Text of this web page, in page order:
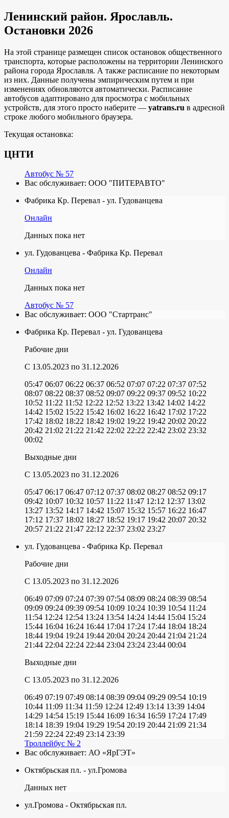
Ленинский район. Ярославль.
Остановки 2026
На этой странице размещен список остановок общественного
транспорта, которые расположены на территории Ленинского
района города Ярославля. А также расписание по некоторым
из них. Данные получены эмпирическим путем и при
изменениях обновляются автоматически. Расписание
автобусов адаптировано для просмотра с мобильных
устройств, для этого просто наберите — yatrans.ru в адресной
строке любого мобильного браузера.
Текущая остановка:
ЦНТИ
Автобус № 57
Вас обслуживает: ООО "ПИТЕРАВТО"
Фабрика Кр. Перевал - ул. Гудованцева
Онлайн
Данных пока нет
ул. Гудованцева - Фабрика Кр. Перевал
Онлайн
Данных пока нет
Автобус № 57
Вас обслуживает: ООО "Стартранс"
Фабрика Кр. Перевал - ул. Гудованцева
Рабочие дни
C 13.05.2023 по 31.12.2026
05:47 06:07 06:22 06:37 06:52 07:07 07:22 07:37 07:52
08:07 08:22 08:37 08:52 09:07 09:22 09:37 09:52 10:22
10:52 11:22 11:52 12:22 12:52 13:22 13:42 14:02 14:22
14:42 15:02 15:22 15:42 16:02 16:22 16:42 17:02 17:22
17:42 18:02 18:22 18:42 19:02 19:22 19:42 20:02 20:22
20:42 21:02 21:22 21:42 22:02 22:22 22:42 23:02 23:32
00:02
Выходные дни
C 13.05.2023 по 31.12.2026
05:47 06:17 06:47 07:12 07:37 08:02 08:27 08:52 09:17
09:42 10:07 10:32 10:57 11:22 11:47 12:12 12:37 13:02
13:27 13:52 14:17 14:42 15:07 15:32 15:57 16:22 16:47
17:12 17:37 18:02 18:27 18:52 19:17 19:42 20:07 20:32
20:57 21:22 21:47 22:12 22:37 23:02 23:27
ул. Гудованцева - Фабрика Кр. Перевал
Рабочие дни
C 13.05.2023 по 31.12.2026
06:49 07:09 07:24 07:39 07:54 08:09 08:24 08:39 08:54
09:09 09:24 09:39 09:54 10:09 10:24 10:39 10:54 11:24
11:54 12:24 12:54 13:24 13:54 14:24 14:44 15:04 15:24
15:44 16:04 16:24 16:44 17:04 17:24 17:44 18:04 18:24
18:44 19:04 19:24 19:44 20:04 20:24 20:44 21:04 21:24
21:44 22:04 22:24 22:44 23:04 23:24 23:44 00:04
Выходные дни
C 13.05.2023 по 31.12.2026
06:49 07:19 07:49 08:14 08:39 09:04 09:29 09:54 10:19
10:44 11:09 11:34 11:59 12:24 12:49 13:14 13:39 14:04
14:29 14:54 15:19 15:44 16:09 16:34 16:59 17:24 17:49
18:14 18:39 19:04 19:29 19:54 20:19 20:44 21:09 21:34
21:59 22:24 22:49 23:14 23:39
Троллейбус № 2
Вас обслуживает: АО «ЯрГЭТ»
Октябрьская пл. - ул.Громова
Данных нет
ул.Громова - Октябрьская пл.